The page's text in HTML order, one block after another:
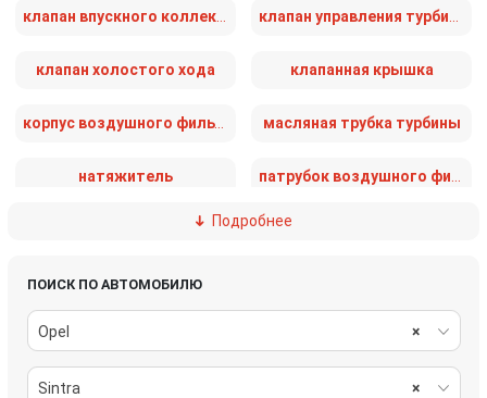
клапан холостого хода клапанная крышка
корпус воздушного фильтра масляная трубка турбины
натяжитель
радиатор масляный
шкив коленвала
Подробнее
ПОИСК ПО АВТОМОБИЛЮ
×
Opel
×
Sintra